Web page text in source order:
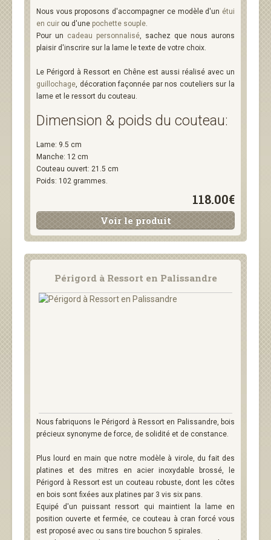
Nous vous proposons d'accompagner ce modèle d'un étui
en cuir ou d'une pochette souple.
Pour un cadeau personnalisé, sachez que nous aurons
plaisir d'inscrire sur la lame le texte de votre choix.
Le Périgord à Ressort en Chêne est aussi réalisé avec un
guillochage, décoration façonnée par nos couteliers sur la
lame et le ressort du couteau.
Dimension & poids du couteau:
Lame: 9.5 cm
Manche: 12 cm
Couteau ouvert: 21.5 cm
Poids: 102 grammes.
118.00€
Voir le produit
Périgord à Ressort en Palissandre
Nous fabriquons le Périgord à Ressort en Palissandre, bois
précieux synonyme de force, de solidité et de constance.
Plus lourd en main que notre modèle à virole, du fait des
platines et des mitres en acier inoxydable brossé, le
Périgord à Ressort est un couteau robuste, dont les côtes
en bois sont fixées aux platines par 3 vis six pans.
Equipé d'un puissant ressort qui maintient la lame en
position ouverte et fermée, ce couteau à cran forcé vous
est proposé avec ou sans tire bouchon 5 spirales.